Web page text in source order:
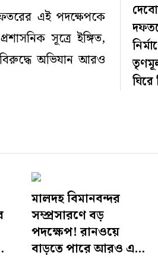
এই পদক্ষেপকে
সূত্রে ইঙ্গিত,
অভিযান আরও
ঘিরে
মালদহ বিমানবন্দর
সম্প্রসারণে বড়
পদক্ষেপ! রানওয়ে
বাড়তে পারে আরও এক